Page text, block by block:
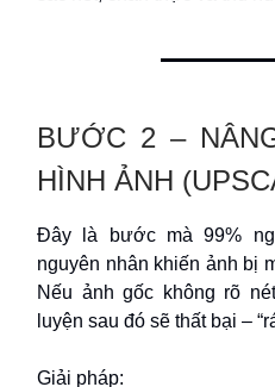
BƯỚC 2 –
HÌNH ẢNH
Đây là bước mà 99%
nguyên nhân khiến ảnh bị
Nếu ảnh gốc không rõ
luyện sau đó sẽ thất bại –
Giải pháp: